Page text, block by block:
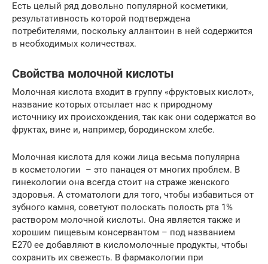
Есть целый ряд довольно популярной косметики,
результативность которой подтверждена
потребителями, поскольку аллантоин в ней содержится
в необходимых количествах.
Свойства молочной кислоты
Молочная кислота входит в группу «фруктовых кислот»,
название которых отсылает нас к природному
источнику их происхождения, так как они содержатся во
фруктах, вине и, например, бородинском хлебе.
Молочная кислота для кожи лица весьма популярна
в косметологии ­­­­– это панацея от многих проблем. В
гинекологии она всегда стоит на страже женского
здоровья. А стоматологи для того, чтобы избавиться от
зубного камня, советуют полоскать полость рта 1%
раствором молочной кислоты. Она является также и
хорошим пищевым консервантом – под названием
Е270 ее добавляют в кисломолочные продукты, чтобы
сохранить их свежесть. В фармакологии при